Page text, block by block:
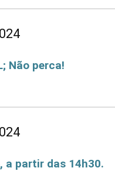
Não perca!
a partir das 14h30.